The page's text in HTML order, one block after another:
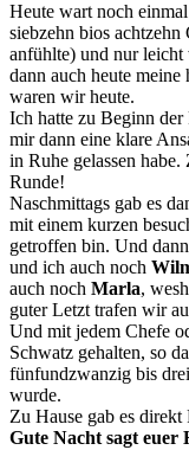
Heute wart noch
siebzehn bios
anfühlte) und nur leicht
dann auch heute
waren wir heute.
Ich hatte zu Beginn der
mir dann eine klare
in Ruhe gelassen
Runde!
Naschmittags gab es
mit einem kurzen
getroffen bin. Und
und ich auch noch
auch noch Marla,
guter Letzt trafen wir
Und mit jedem Chefe
Schwatz gehalten, so
fünfundzwanzig bis
wurde.
Zu Hause gab es direkt
Gute Nacht sagt euer